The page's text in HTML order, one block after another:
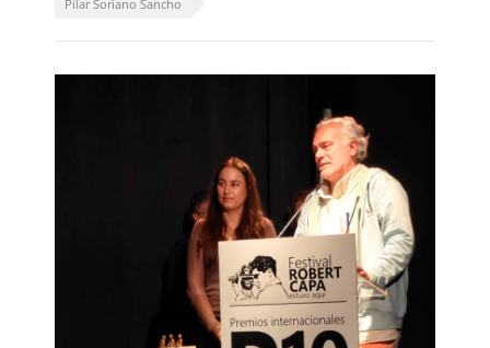
Pilar Soriano Sancho